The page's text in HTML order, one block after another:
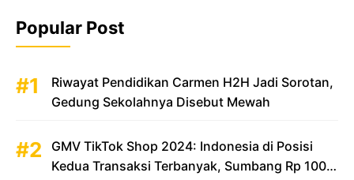
Popular Post
Riwayat Pendidikan Carmen H2H Jadi Sorotan,
Gedung Sekolahnya Disebut Mewah
GMV TikTok Shop 2024: Indonesia di Posisi
Kedua Transaksi Terbanyak, Sumbang Rp 100